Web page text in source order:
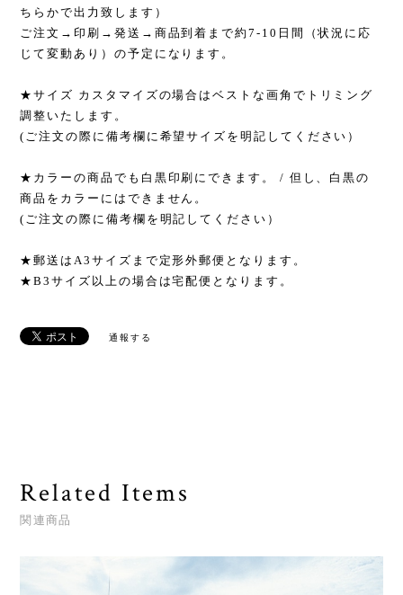
ちらかで出力致します）
ご注文→印刷→発送→商品到着まで約7-10日間（状況に応
じて変動あり）の予定になります。
★サイズ カスタマイズの場合はベストな画角でトリミング
調整いたします。
(ご注文の際に備考欄に希望サイズを明記してください）
★カラーの商品でも白黒印刷にできます。 / 但し、白黒の
商品をカラーにはできません。
(ご注文の際に備考欄を明記してください）
★郵送はA3サイズまで定形外郵便となります。
★B3サイズ以上の場合は宅配便となります。
通報する
Related Items
関連商品